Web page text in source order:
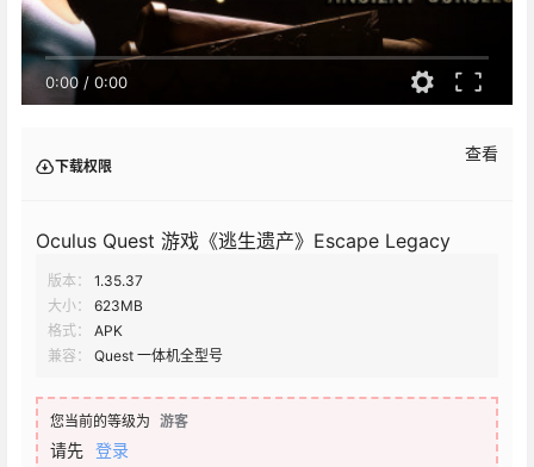
0:00 / 0:00
下载权限
查看
Oculus Quest 游戏《逃生遗产》Escape Legacy
版本：
1.35.37
大小：
623MB
格式：
APK
兼容：
Quest 一体机全型号
您当前的等级为 游客
请先 登录